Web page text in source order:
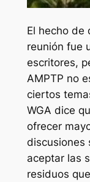
El hecho de
reunión fue
escritores,
AMPTP no
ciertos
WGA dice
ofrecer
discusiones
aceptar las
residuos